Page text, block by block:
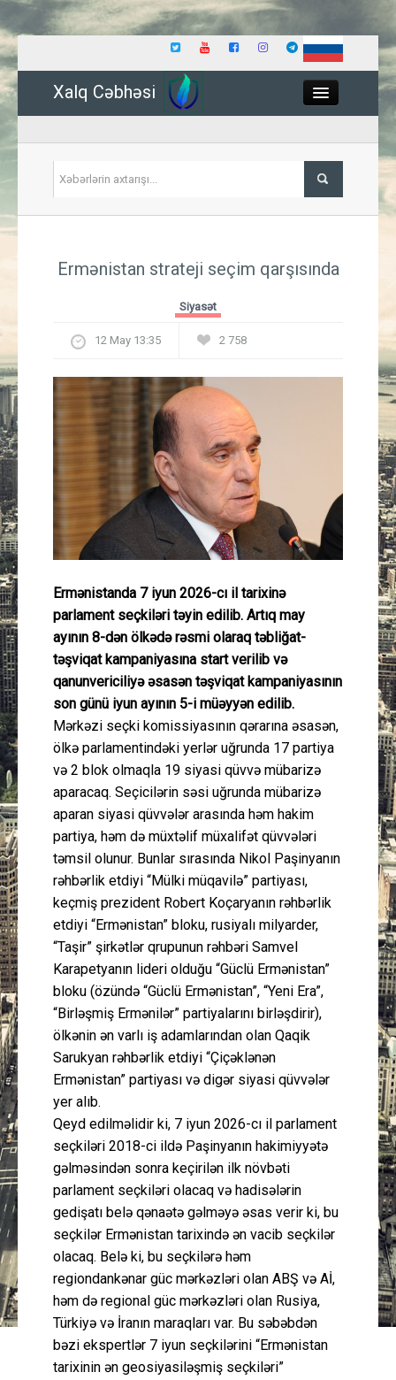
Xalq Cəbhəsi
İqtisadiyyat
Güney Azərbaycan
Mədəniyyət
Müsahibə
İdman
Layihə
Gündəm
Cəmiyyət
Peşə etikası
Əlaqə
Ermənistan strateji seçim qarşısında
Siyasət
12 May 13:35 2 758
Ermənistanda 7 iyun 2026-cı il tarixinə
parlament seçkiləri təyin edilib. Artıq may
ayının 8-dən ölkədə rəsmi olaraq təbliğat-
təşviqat kampaniyasına start verilib və
qanunvericiliyə əsasən təşviqat kampaniyasının
son günü iyun ayının 5-i müəyyən edilib.
Mərkəzi seçki komissiyasının qərarına əsasən,
ölkə parlamentindəki yerlər uğrunda 17 partiya
və 2 blok olmaqla 19 siyasi qüvvə mübarizə
aparacaq. Seçicilərin səsi uğrunda mübarizə
aparan siyasi qüvvələr arasında həm hakim
partiya, həm də müxtəlif müxalifət qüvvələri
təmsil olunur. Bunlar sırasında Nikol Paşinyanın
rəhbərlik etdiyi “Mülki müqavilə” partiyası,
keçmiş prezident Robert Koçaryanın rəhbərlik
etdiyi “Ermənistan” bloku, rusiyalı milyarder,
“Taşir” şirkətlər qrupunun rəhbəri Samvel
Karapetyanın lideri olduğu “Güclü Ermənistan”
bloku (özündə “Güclü Ermənistan”, “Yeni Era”,
“Birləşmiş Ermənilər” partiyalarını birləşdirir),
ölkənin ən varlı iş adamlarından olan Qaqik
Sarukyan rəhbərlik etdiyi “Çiçəklənən
Ermənistan” partiyası və digər siyasi qüvvələr
yer alıb.
Qeyd edilməlidir ki, 7 iyun 2026-cı il parlament
seçkiləri 2018-ci ildə Paşinyanın hakimiyyətə
gəlməsindən sonra keçirilən ilk növbəti
parlament seçkiləri olacaq və hadisələrin
gedişatı belə qənaətə gəlməyə əsas verir ki, bu
seçkilər Ermənistan tarixində ən vacib seçkilər
olacaq. Belə ki, bu seçkilərə həm
regiondankənar güc mərkəzləri olan ABŞ və Aİ,
həm də regional güc mərkəzləri olan Rusiya,
Türkiyə və İranın maraqları var. Bu səbəbdən
bəzi ekspertlər 7 iyun seçkilərini “Ermənistan
tarixinin ən geosiyasiləşmiş seçkiləri”